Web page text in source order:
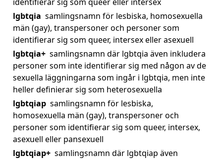
lgbtqia samlingsnamn för lesbiska, homosexuella
män (gay), transpersoner och personer som
identifierar sig som queer, intersex eller asexuell
lgbtqia+ samlingsnamn där lgbtqia även inkludera
personer som inte identifierar sig med någon av de
sexuella läggningarna som ingår i lgbtqia, men inte
heller definierar sig som heterosexuella
lgbtqiap samlingsnamn för lesbiska,
homosexuella män (gay), transpersoner och
personer som identifierar sig som queer, intersex,
asexuell eller pansexuell
lgbtqiap+ samlingsnamn där lgbtqiap även